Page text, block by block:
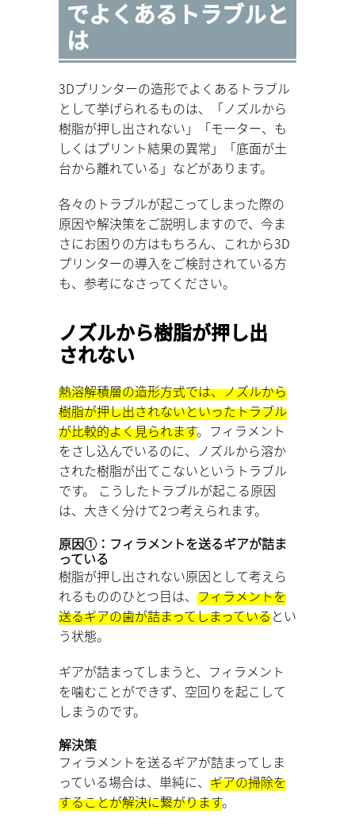
でよくあるトラブルと
は
3Dプリンターの造形でよくあるトラブル
として挙げられるものは、「ノズルから
樹脂が押し出されない」「モーター、も
しくはプリント結果の異常」「底面が土
台から離れている」などがあります。
各々のトラブルが起こってしまった際の
原因や解決策をご説明しますので、今ま
さにお困りの方はもちろん、これから3D
プリンターの導入をご検討されている方
も、参考になさってください。
ノズルから樹脂が押し出
されない
熱溶解積層の造形方式では、ノズルから
樹脂が押し出されないといったトラブル
が比較的よく見られます。フィラメント
をさし込んでいるのに、ノズルから溶か
された樹脂が出てこないというトラブル
です。 こうしたトラブルが起こる原因
は、大きく分けて2つ考えられます。
原因①：フィラメントを送るギアが詰ま
っている
樹脂が押し出されない原因として考えら
れるもののひとつ目は、 フィラメントを
送るギアの歯が詰まってしまっているとい
う状態。
ギアが詰まってしまうと、フィラメント
を噛むことができず、空回りを起こして
しまうのです。
解決策
フィラメントを送るギアが詰まってしま
っている場合は、単純に、 ギアの掃除を
することが解決に繋がります。